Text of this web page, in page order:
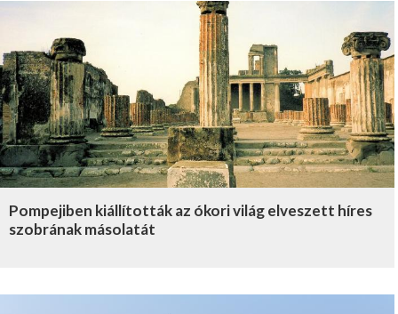
Pompejiben kiállították az ókori világ elveszett híres
szobrának másolatát